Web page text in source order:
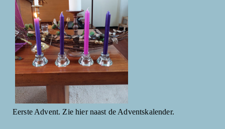
Eerste Advent. Zie hier naast de Adventskalender.